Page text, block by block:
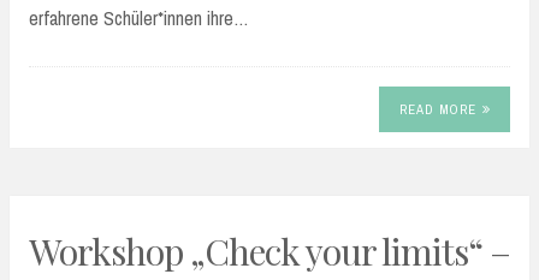
erfahrene Schüler*innen ihre…
READ MORE
Workshop „Check your limits“ –